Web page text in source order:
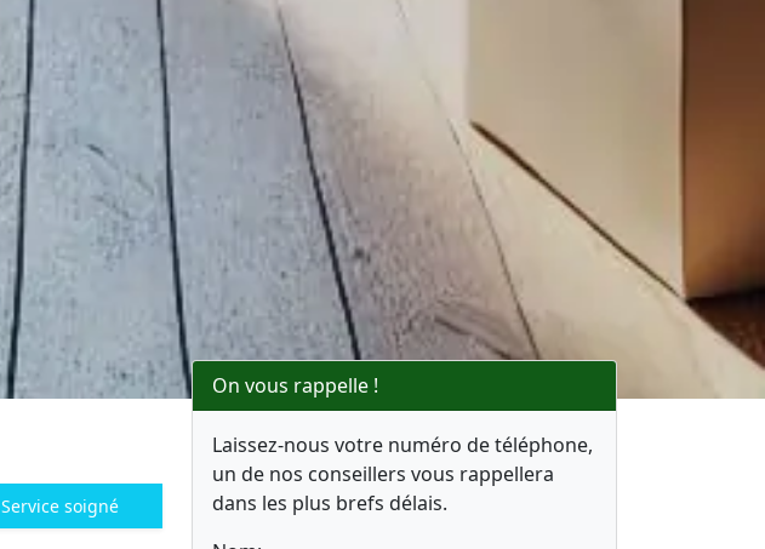
Service soigné
On vous rappelle !
Laissez-nous votre numéro de téléphone,
un de nos conseillers vous rappellera
dans les plus brefs délais.